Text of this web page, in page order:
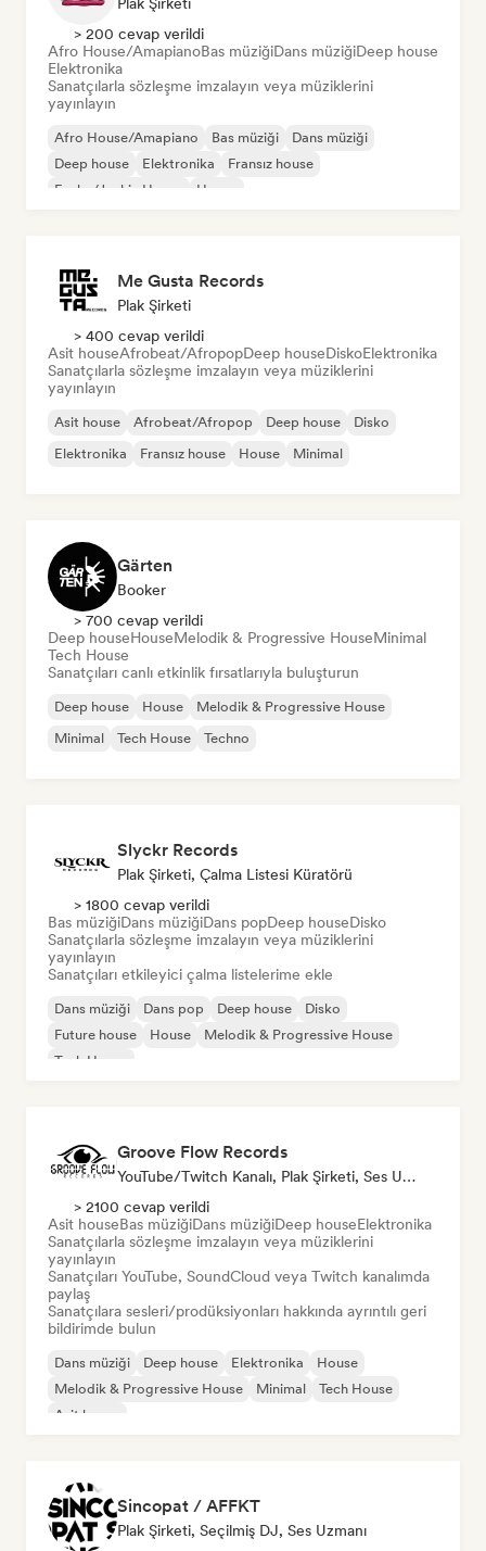
> 200 cevap verildi
Afro House/AmapianoBas müziğiDans müziğiDeep house
Elektronika
Sanatçılarla sözleşme imzalayın veya müziklerini
yayınlayın
Afro House/Amapiano Bas müziği
Dans müziği
Deep house
Elektronika
Fransız house
Funky/Jackin House
House
Me Gusta Records
Plak Şirketi
> 400 cevap verildi
Asit houseAfrobeat/AfropopDeep houseDiskoElektronika
Sanatçılarla sözleşme imzalayın veya müziklerini
yayınlayın
Asit house Afrobeat/Afropop Deep house
Disko
Elektronika
Fransız house House Minimal
Gärten
Booker
> 700 cevap verildi
Deep houseHouseMelodik & Progressive HouseMinimal
Tech House
Sanatçıları canlı etkinlik fırsatlarıyla buluşturun
Deep house House
Melodik & Progressive House
Minimal
Tech House Techno
Slyckr Records
Plak Şirketi, Çalma Listesi Küratörü
> 1800 cevap verildi
Bas müziğiDans müziğiDans popDeep houseDisko
Sanatçılarla sözleşme imzalayın veya müziklerini
yayınlayın
Sanatçıları etkileyici çalma listelerime ekle
Dans müziği Dans pop Deep house
Disko
Future house
House
Melodik & Progressive House
Tech House
Groove Flow Records
YouTube/Twitch Kanalı, Plak Şirketi, Ses Uzmanı
> 2100 cevap verildi
Asit houseBas müziğiDans müziğiDeep houseElektronika
Sanatçılarla sözleşme imzalayın veya müziklerini
yayınlayın
Sanatçıları YouTube, SoundCloud veya Twitch kanalımda
paylaş
Sanatçılara sesleri/prodüksiyonları hakkında ayrıntılı geri
bildirimde bulun
Dans müziği Deep house Elektronika
House
Melodik & Progressive House
Minimal
Tech House
Asit house
Sincopat / AFFKT
Plak Şirketi, Seçilmiş DJ, Ses Uzmanı